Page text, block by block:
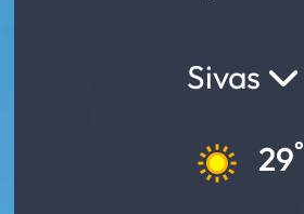
Sivas
29°